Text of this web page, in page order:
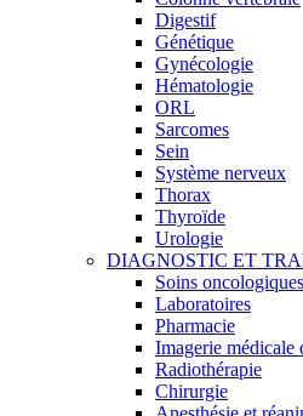
Digestif
Génétique
Gynécologie
Hématologie
ORL
Sarcomes
Sein
Système nerveux
Thorax
Thyroïde
Urologie
DIAGNOSTIC ET
Soins
Laboratoires
Pharmacie
Imagerie médicale
Radiothérapie
Chirurgie